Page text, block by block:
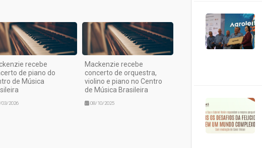
recebe
de piano do
de Música
2026
Mackenzie recebe
concerto de orquestra,
violino e piano no Centro
de Música Brasileira
08/10/2025